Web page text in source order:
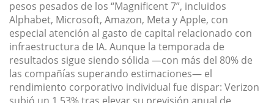
pesos pesados de los “Magnificent 7”, incluidos
Alphabet, Microsoft, Amazon, Meta y Apple, con
especial atención al gasto de capital relacionado con
infraestructura de IA. Aunque la temporada de
resultados sigue siendo sólida —con más del 80% de
las compañías superando estimaciones— el
rendimiento corporativo individual fue dispar: Verizon